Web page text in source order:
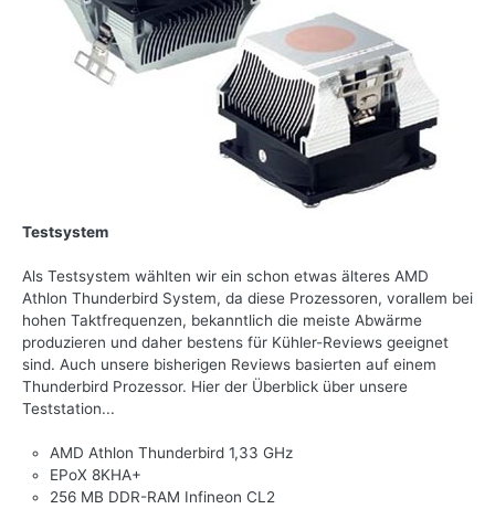
Testsystem
Als Testsystem wählten wir ein schon etwas älteres AMD
Athlon Thunderbird System, da diese Prozessoren, vorallem bei
hohen Taktfrequenzen, bekanntlich die meiste Abwärme
produzieren und daher bestens für Kühler-Reviews geeignet
sind. Auch unsere bisherigen Reviews basierten auf einem
Thunderbird Prozessor. Hier der Überblick über unsere
Teststation...
AMD Athlon Thunderbird 1,33 GHz
EPoX 8KHA+
256 MB DDR-RAM Infineon CL2